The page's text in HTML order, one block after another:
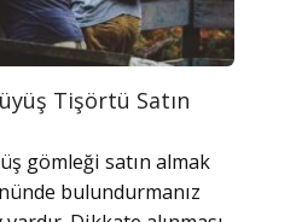
Tişörtü Satın
gömleği satın almak
bulundurmanız